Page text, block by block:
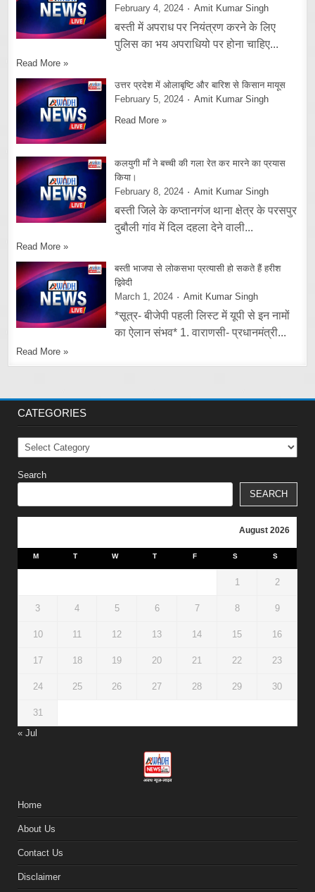
February 4, 2024
Amit Kumar Singh
बस्ती में अपराध पर नियंत्रण करने के लिए
पुलिस का भय अपराधियो पर होना चाहिए...
Read More »
उत्तर प्रदेश में ओलाबृष्टि और बारिश से किसान मायूस
February 5, 2024
Amit Kumar Singh
Read More »
कलयुगी माँ ने बच्ची की गला रेत कर मारने का प्रयास
किया।
February 8, 2024
Amit Kumar Singh
बस्ती जिले के कप्तानगंज थाना क्षेत्र के परसपुर
दुबौली गांव में दिल दहला देने वाली...
Read More »
बस्ती भाजपा से लोकसभा प्रत्यासी हो सकते हैं हरीश
द्विवेदी
March 1, 2024
Amit Kumar Singh
*सूत्र- बीजेपी पहली लिस्ट में यूपी से इन नामों
का ऐलान संभव* 1. वाराणसी- प्रधानमंत्री...
Read More »
CATEGORIES
Categories
Search
SEARCH
August 2026
M T W T F S S
1 2
3 4 5 6 7 8 9
10 11 12 13 14 15 16
17 18 19 20 21 22 23
24 25 26 27 28 29 30
31
« Jul
Home
About Us
Contact Us
Disclaimer